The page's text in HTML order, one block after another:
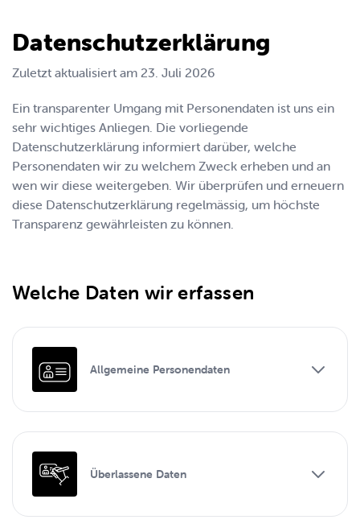
Datenschutzerklärung
Zuletzt aktualisiert am 23. Juli 2026
Ein transparenter Umgang mit Personendaten ist uns ein
sehr wichtiges Anliegen. Die vorliegende
Datenschutzerklärung informiert darüber, welche
Personendaten wir zu welchem Zweck erheben und an
wen wir diese weitergeben. Wir überprüfen und erneuern
diese Datenschutzerklärung regelmässig, um höchste
Transparenz gewährleisten zu können.
Welche Daten wir erfassen
Allgemeine Personendaten
Überlassene Daten